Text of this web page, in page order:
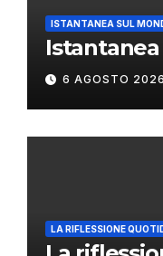
ISTANTANEA SUL
6 AGOSTO 2026
LA RIFLESSIONE